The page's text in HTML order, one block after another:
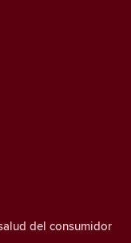
del consumidor